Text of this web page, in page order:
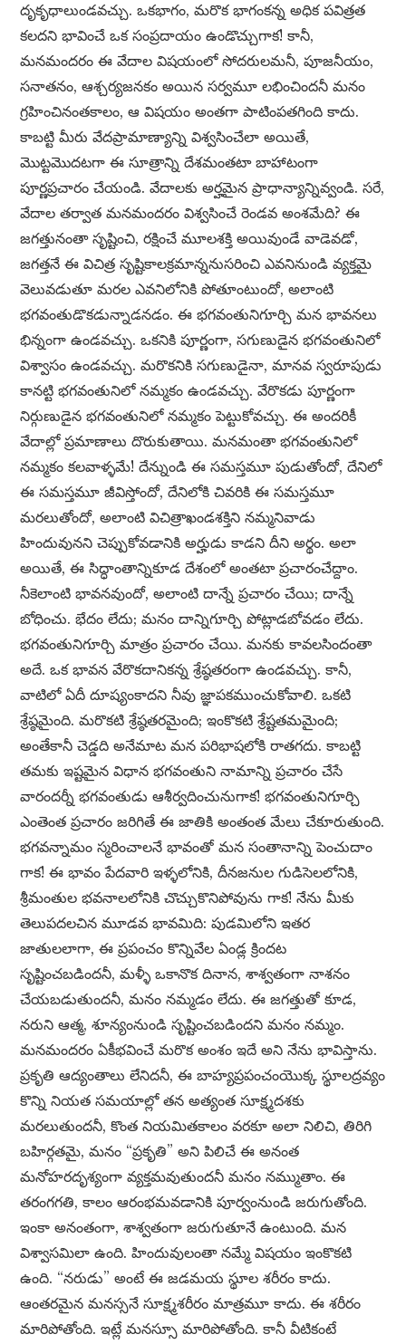
దృకృధాలుండవచ్చు. ఒకభాగం, మరొక భాగంకన్న అధిక పవిత్రత
కలదని భావించే ఒక సంప్రదాయం ఉండొచ్చుగాక! కానీ,
మనమందరం ఈ వేదాల విషయంలో సోదరులమనీ, పూజనీయం,
సనాతనం, ఆశ్చర్యజనకం అయిన సర్వమూ లభించిందనీ మనం
గ్రహించినంతకాలం, ఆ విషయం అంతగా పాటింపతగింది కాదు.
కాబట్టి మీరు వేదప్రామాణ్యాన్ని విశ్వసించేలా అయితే,
మొట్టమొదటగా ఈ సూత్రాన్ని దేశమంతటా బాహాటంగా
పూర్ణప్రచారం చేయండి. వేదాలకు అర్హమైన ప్రాధాన్యాన్నివ్వండి. సరే,
వేదాల తర్వాత మనమందరం విశ్వసించే రెండవ అంశమేది? ఈ
జగత్తునంతా సృష్టించి, రక్షించే మూలశక్తి అయివుండే వాడెవడో,
జగత్తనే ఈ విచిత్ర సృష్టికాలక్రమాన్ననుసరించి ఎవనినుండి వ్యక్తమై
వెలువడుతూ మరల ఎవనిలోనికి పోతూంటుందో, అలాంటి
భగవంతుడొకడున్నాడనడం. ఈ భగవంతునిగూర్చి మన భావనలు
భిన్నంగా ఉండవచ్చు. ఒకనికి పూర్ణంగా, సగుణుడైన భగవంతునిలో
విశ్వాసం ఉండవచ్చు. మరొకనికి సగుణుడైనా, మానవ స్వరూపుడు
కానట్టి భగవంతునిలో నమ్మకం ఉండవచ్చు. వేరొకడు పూర్ణంగా
నిర్గుణుడైన భగవంతునిలో నమ్మకం పెట్టుకోవచ్చు. ఈ అందరికీ
వేదాల్లో ప్రమాణాలు దొరుకుతాయి. మనమంతా భగవంతునిలో
నమ్మకం కలవాళ్ళమే! దేన్నుండి ఈ సమస్తమూ పుడుతోందో, దేనిలో
ఈ సమస్తమూ జీవిస్తోందో, దేనిలోకి చివరికి ఈ సమస్తమూ
మరలుతోందో, అలాంటి విచిత్రాఖండశక్తిని నమ్మనివాడు
హిందువునని చెప్పుకోవడానికి అర్హుడు కాడని దీని అర్థం. అలా
అయితే, ఈ సిద్ధాంతాన్నికూడ దేశంలో అంతటా ప్రచారంచేద్దాం.
నీకెలాంటి భావనవుందో, అలాంటి దాన్నే ప్రచారం చేయి; దాన్నే
బోధించు. భేదం లేదు; మనం దాన్నిగూర్చి పోట్లాడబోవడం లేదు.
భగవంతునిగూర్చి మాత్రం ప్రచారం చేయి. మనకు కావలసిందంతా
అదే. ఒక భావన వేరొకదానికన్న శ్రేష్ఠతరంగా ఉండవచ్చు. కానీ,
వాటిలో ఏదీ దూష్యంకాదని నీవు జ్ఞాపకముంచుకోవాలి. ఒకటి
శ్రేష్ఠమైంది. మరొకటి శ్రేష్ఠతరమైంది; ఇంకొకటి శ్రేష్టతమమైంది;
అంతేకానీ చెడ్డది అనేమాట మన పరిభాషలోకి రాతగదు. కాబట్టి
తమకు ఇష్టమైన విధాన భగవంతుని నామాన్ని ప్రచారం చేసే
వారందర్నీ భగవంతుడు ఆశీర్వదించునుగాక! భగవంతునిగూర్చి
ఎంతెంత ప్రచారం జరిగితే ఈ జాతికి అంతంత మేలు చేకూరుతుంది.
భగవన్నామం స్మరించాలనే భావంతో మన సంతానాన్ని పెంచుదాం
గాక! ఈ భావం పేదవారి ఇళ్ళలోనికి, దీనజనుల గుడిసెలలోనికి,
శ్రీమంతుల భవనాలలోనికి చొచ్చుకొనిపోవును గాక! నేను మీకు
తెలుపదలచిన మూడవ భావమిది: పుడమిలోని ఇతర
జాతులలాగా, ఈ ప్రపంచం కొన్నివేల ఏండ్ల క్రిందట
సృష్టించబడిందనీ, మళ్ళీ ఒకానొక దినాన, శాశ్వతంగా నాశనం
చేయబడుతుందనీ, మనం నమ్మడం లేదు. ఈ జగత్తుతో కూడ,
నరుని ఆత్మ, శూన్యంనుండి సృష్టించబడిందని మనం నమ్మం.
మనమందరం ఏకీభవించే మరొక అంశం ఇదే అని నేను భావిస్తాను.
ప్రకృతి ఆద్యంతాలు లేనిదనీ, ఈ బాహ్యప్రపంచంయొక్క స్థూలద్రవ్యం
కొన్ని నియత సమయాల్లో తన అత్యంత సూక్ష్మదశకు
మరలుతుందనీ, కొంత నియమితకాలం వరకూ అలా నిలిచి, తిరిగి
బహిర్గతమై, మనం “ప్రకృతి” అని పిలిచే ఈ అనంత
మనోహరదృశ్యంగా వ్యక్తమవుతుందనీ మనం నమ్ముతాం. ఈ
తరంగగతి, కాలం ఆరంభమవడానికి పూర్వంనుండి జరుగుతోంది.
ఇంకా అనంతంగా, శాశ్వతంగా జరుగుతూనే ఉంటుంది. మన
విశ్వాసమిలా ఉంది. హిందువులంతా నమ్మే విషయం ఇంకొకటి
ఉంది. “నరుడు” అంటే ఈ జడమయ స్థూల శరీరం కాదు.
ఆంతరమైన మనస్సనే సూక్ష్మశరీరం మాత్రమూ కాదు. ఈ శరీరం
మారిపోతోంది. ఇట్లే మనస్సూ మారిపోతోంది. కానీ వీటికంటే